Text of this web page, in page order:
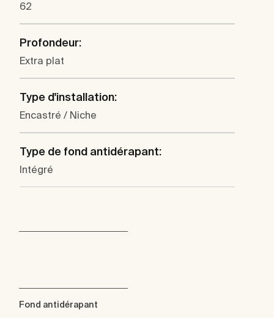
62
Profondeur:
Extra plat
Type d'installation:
Encastré / Niche
Type de fond antidérapant:
Intégré
Fond antidérapant